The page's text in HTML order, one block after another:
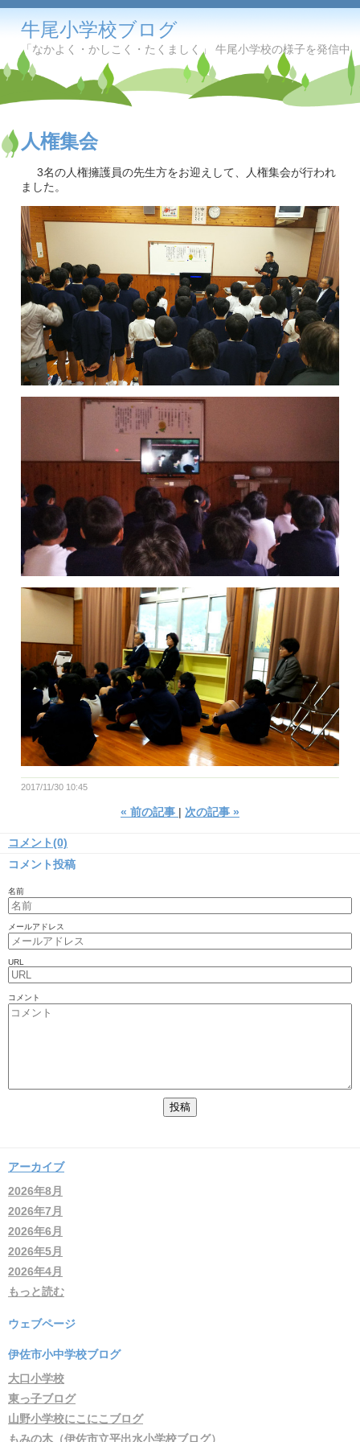
牛尾小学校ブログ
「なかよく・かしこく・たくましく」 牛尾小学校の様子を発信中
人権集会
3名の人権擁護員の先生方をお迎えして、人権集会が行われ
ました。
2017/11/30 10:45
« 前の記事 次の記事 »
コメント(0)
コメント投稿
名前
メールアドレス
URL
コメント
アーカイブ
2026年8月
2026年7月
2026年6月
2026年5月
2026年4月
もっと読む
ウェブページ
伊佐市小中学校ブログ
大口小学校
東っ子ブログ
山野小学校にこにこブログ
もみの木（伊佐市立平出水小学校ブログ）